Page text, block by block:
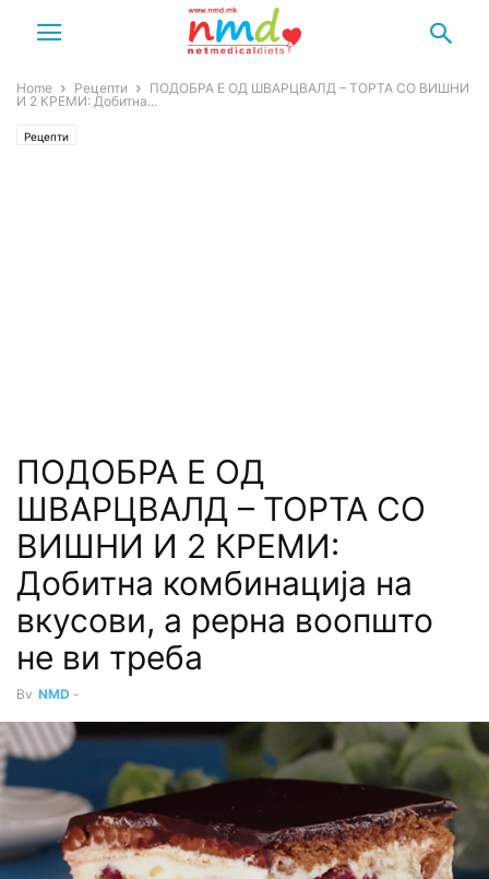
Home Рецепти
ПОДОБРА Е ОД ШВАРЦВАЛД – ТОРТА СО ВИШНИ
И 2 КРЕМИ: Добитна...
Рецепти
ПОДОБРА Е ОД
ШВАРЦВАЛД – ТОРТА СО
ВИШНИ И 2 КРЕМИ:
Добитна комбинација на
вкусови, а рерна воопшто
не ви треба
By NMD -